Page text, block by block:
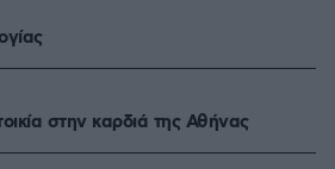
στην καρδιά της Αθήνας